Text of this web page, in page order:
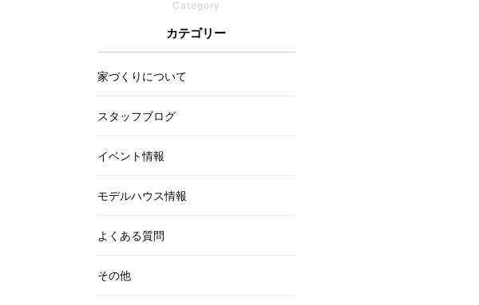
Category
カテゴリー
家づくりについて
スタッフブログ
イベント情報
モデルハウス情報
よくある質問
その他